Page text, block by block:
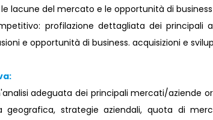
lacune del mercato e le opportunità di business
profilazione dettagliata dei principali
e opportunità di business. acquisizioni e
adeguata dei principali mercati/aziende
geografica, strategie aziendali, quota di